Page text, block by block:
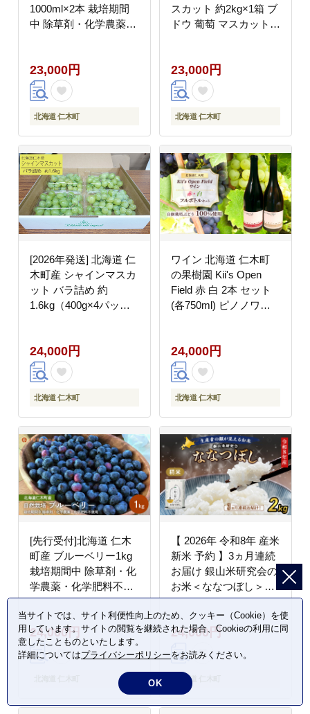
1000ml×2本 栽培期間
中 除草剤・化学農薬・
料 野菜 [iori farm
hokkaido]
23,000円
北海道 仁木町
スカット 約2kg×1箱 ブ
ドウ 葡萄 マスカット
23,000円
北海道 仁木町
[2026年発送] 北海道 仁
木町産 シャインマスカ
ット バラ詰め 約
1.6kg（400g×4パッ
カット [松山商店]
24,000円
北海道 仁木町
ワイン 北海道 仁木町
の果樹園 Kii's Open
Field 赤 白 2本 セット
(各750ml) ピノノワー
アルコール 赤ワイン 白
ワイン 飲み比べ ぶどう
ブドウ [Kii’s Open
Field]
24,000円
北海道 仁木町
[先行受付]北海道 仁木
町産 ブルーベリー1kg
栽培期間中 除草剤・化
学農薬・化学肥料不使
用【日付指定不可】果
物 くだもの フルーツ
フレッシュ [iori farm]
24,000円
【 2026年 令和8年 産米
新米 予約 】3ヵ月連続
お届け 銀山米研究会の
お米＜ななつぼし＞
2kg（2kg×1袋） ご飯
ライス 白米 精米 ブラ
ンド米 おにぎり お弁当
ごはん [株式会社 松原
米穀]
24,000円
北海道 仁木町
当サイトでは、サイト利便性向上のため、クッキー（Cookie）を使
用しています。サイトの閲覧を継続された場合、Cookieの利用に同
意したことものといたします。
詳細についてはプライバシーポリシーをお読みください。
OK